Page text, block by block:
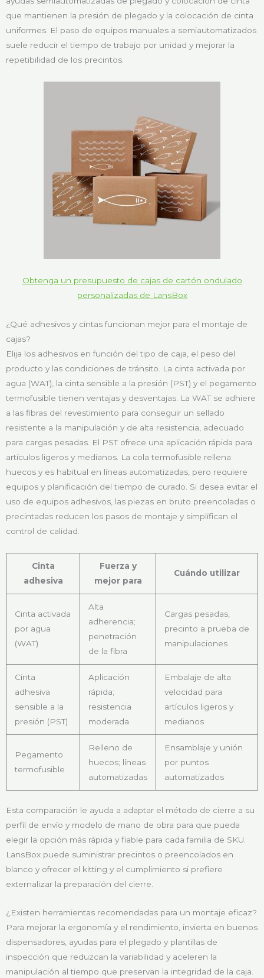
que mantienen la presión de plegado y la colocación de cinta
uniformes. El paso de equipos manuales a semiautomatizados
suele reducir el tiempo de trabajo por unidad y mejorar la
repetibilidad de los precintos.
Obtenga un presupuesto de cajas de cartón ondulado
personalizadas de LansBox
¿Qué adhesivos y cintas funcionan mejor para el montaje de
cajas?
Elija los adhesivos en función del tipo de caja, el peso del
producto y las condiciones de tránsito. La cinta activada por
agua (WAT), la cinta sensible a la presión (PST) y el pegamento
termofusible tienen ventajas y desventajas. La WAT se adhiere
a las fibras del revestimiento para conseguir un sellado
resistente a la manipulación y de alta resistencia, adecuado
para cargas pesadas. El PST ofrece una aplicación rápida para
artículos ligeros y medianos. La cola termofusible rellena
huecos y es habitual en líneas automatizadas, pero requiere
equipos y planificación del tiempo de curado. Si desea evitar el
uso de equipos adhesivos, las piezas en bruto preencoladas o
precintadas reducen los pasos de montaje y simplifican el
control de calidad.
Cinta
adhesiva
Fuerza y
mejor para
Cuándo utilizar
Cinta activada
por agua
(WAT)
Alta
adherencia;
penetración
de la fibra
Cargas pesadas,
precinto a prueba de
manipulaciones
Cinta
adhesiva
sensible a la
presión (PST)
Aplicación
rápida;
resistencia
moderada
Embalaje de alta
velocidad para
artículos ligeros y
medianos
Pegamento
termofusible
Relleno de
huecos; líneas
automatizadas
Ensamblaje y unión
por puntos
automatizados
Esta comparación le ayuda a adaptar el método de cierre a su
perfil de envío y modelo de mano de obra para que pueda
elegir la opción más rápida y fiable para cada familia de SKU.
LansBox puede suministrar precintos o preencolados en
blanco y ofrecer el kitting y el cumplimiento si prefiere
externalizar la preparación del cierre.
¿Existen herramientas recomendadas para un montaje eficaz?
Para mejorar la ergonomía y el rendimiento, invierta en buenos
dispensadores, ayudas para el plegado y plantillas de
inspección que reduzcan la variabilidad y aceleren la
manipulación al tiempo que preservan la integridad de la caja.